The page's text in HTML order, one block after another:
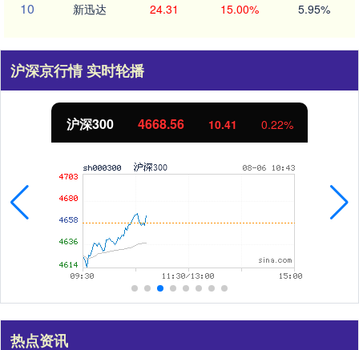
10 新迅达 24.31 15.00% 5.95%
沪深京行情 实时轮播
北证50 1122.98 3.52 0.32%
热点资讯